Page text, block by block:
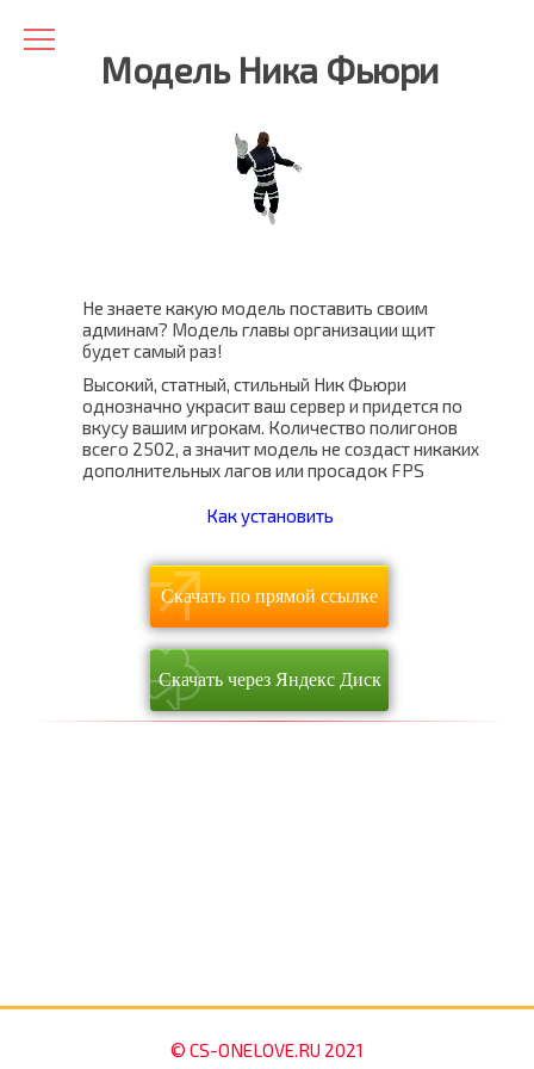
Модель Ника Фьюри
Не знаете какую модель поставить своим
админам? Модель главы организации щит
будет самый раз!
Высокий, статный, стильный Ник Фьюри
однозначно украсит ваш сервер и придется по
вкусу вашим игрокам. Количество полигонов
всего 2502, а значит модель не создаст никаких
дополнительных лагов или просадок FPS
Как установить
Скачать по прямой ссылке
Скачать через Яндекс Диск
© CS-ONELOVE.RU 2021